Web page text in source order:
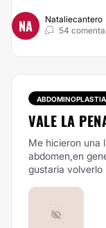
NA
Nataliecantero
54
ABDOMINOPLASTIA
VALE LA
Me hicieron una
abdomen,en
gustaria volverlo